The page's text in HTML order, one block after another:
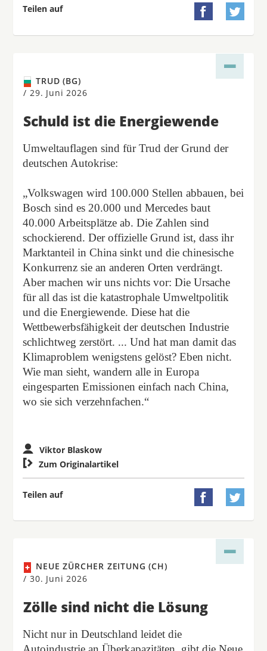
Teilen auf  
TRUD (BG)
/ 29. Juni 2026
Schuld ist die Energiewende
Umweltauflagen sind für Trud der Grund der
deutschen Autokrise:
„Volkswagen wird 100.000 Stellen abbauen, bei
Bosch sind es 20.000 und Mercedes baut
40.000 Arbeitsplätze ab. Die Zahlen sind
schockierend. Der offizielle Grund ist, dass ihr
Marktanteil in China sinkt und die chinesische
Konkurrenz sie an anderen Orten verdrängt.
Aber machen wir uns nichts vor: Die Ursache
für all das ist die katastrophale Umweltpolitik
und die Energiewende. Diese hat die
Wettbewerbsfähigkeit der deutschen Industrie
schlichtweg zerstört. ... Und hat man damit das
Klimaproblem wenigstens gelöst? Eben nicht.
Wie man sieht, wandern alle in Europa
eingesparten Emissionen einfach nach China,
wo sie sich verzehnfachen.“
Viktor Blaskow
 Zum Originalartikel
Teilen auf  
NEUE ZÜRCHER ZEITUNG (CH)
/ 30. Juni 2026
Zölle sind nicht die Lösung
Nicht nur in Deutschland leidet die